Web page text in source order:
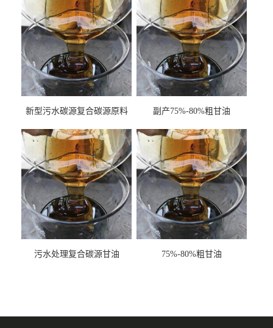
新型污水碳源复合碳源原料
副产75%-80%粗甘油
污水处理复合碳源甘油
75%-80%粗甘油